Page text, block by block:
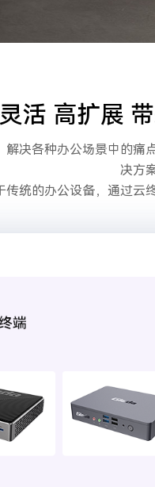
活 高扩展
决各种办公场景中的
决方
统的办公设备，通过云